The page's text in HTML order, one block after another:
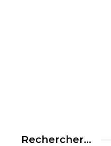
Rechercher…